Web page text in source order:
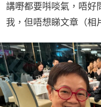
講嘢都要唞啖氣，唔好
我，但唔想睇文章（相